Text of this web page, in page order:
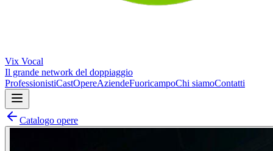
Vix Vocal
Il grande network del doppiaggio
ProfessionistiCastOpereAziendeFuoricampoChi siamoContatti
Catalogo opere